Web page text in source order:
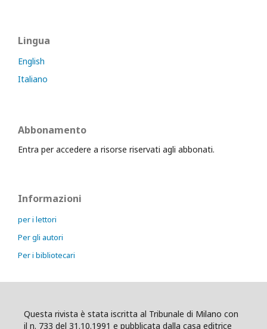
Lingua
English
Italiano
Abbonamento
Entra per accedere a risorse riservati agli abbonati.
Informazioni
per i lettori
Per gli autori
Per i bibliotecari
Questa rivista è stata iscritta al Tribunale di Milano con
il n. 733 del 31.10.1991 e pubblicata dalla casa editrice